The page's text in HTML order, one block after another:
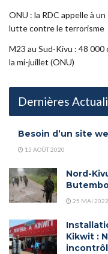
ONU : la RDC appelle à
lutte contre le terrorisme
M23 au Sud-Kivu : 48
la mi-juillet (ONU)
Dernières
Besoin d’un site
15 AOÛT 2020
Nord-
25 MAI 2022
Kikwit :